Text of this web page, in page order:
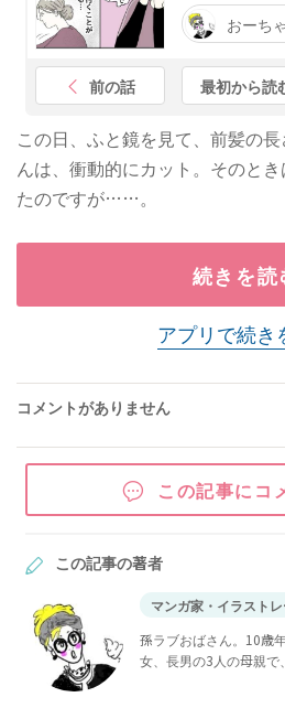
おーち
前の話 最初から読
この日、ふと鏡を見て、前髪の
んは、衝動的にカット。そのと
たのですが……。
続きを読
アプリで続き
コメントがありません
この記事にコ
この記事の著者
マンガ家・イラスト
孫ラブおばさん。10歳
女、長男の3人の母親